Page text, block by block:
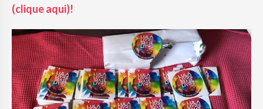
(clique aqui)!